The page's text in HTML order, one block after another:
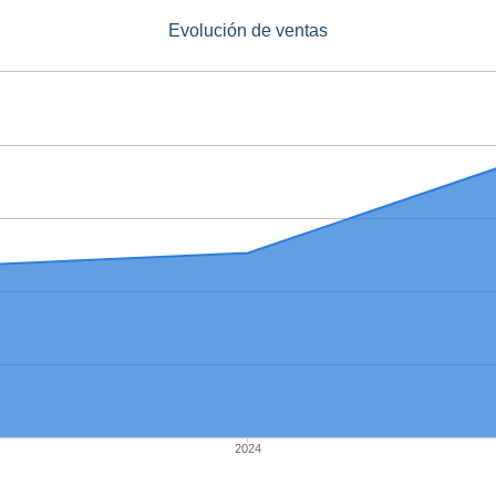
Evolución de ventas
2024